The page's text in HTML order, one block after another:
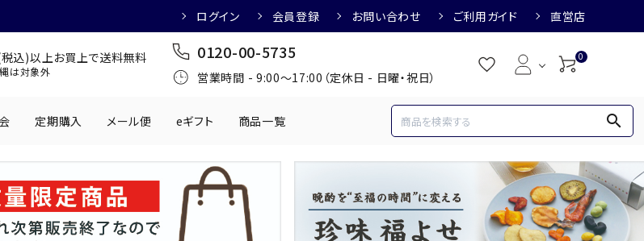
ログイン 会員登録 お問い合わせ ご利用ガイド 直営店
込)以上お買上で送料無料
は対象外
0120-00-5735
営業時間 - 9:00～17:00（定休日 - 日曜・祝日）
0
乳製品 かわきもの
日本酒におすすめ 焼酎におすすめ
円～1,000円 1,001円～2,000円 2,001円～3,000円 3,001円～4,000円
定期購入 メール便 eギフト 商品一覧 search